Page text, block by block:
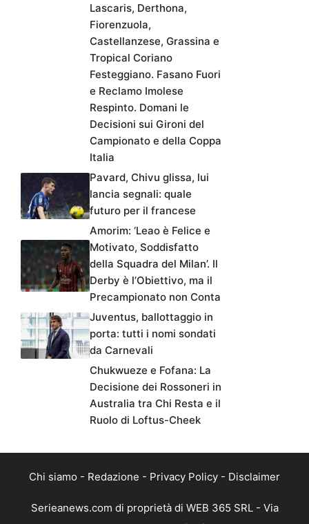
Lascaris, Derthona,
Fiorenzuola,
Castellanzese, Grassina e
Tropical Coriano
Festeggiano. Fasano Fuori
e Reclamo Imolese
Respinto. Domani le
Decisioni sui Gironi del
Campionato e della Coppa
Italia
Pavard, Chivu glissa, lui
lancia segnali: quale
futuro per il francese
Amorim: ‘Leao è Felice e
Motivato, Soddisfatto
della Squadra del Milan’. Il
Derby è l’Obiettivo, ma il
Precampionato non Conta
Juventus, ballottaggio in
porta: tutti i nomi sondati
da Carnevali
Chukwueze e Fofana: La
Decisione dei Rossoneri in
Australia tra Chi Resta e il
Ruolo di Loftus-Cheek
Chi siamo - Redazione - Privacy Policy - Disclaimer
Serieanews.com di proprietà di WEB 365 SRL - Via